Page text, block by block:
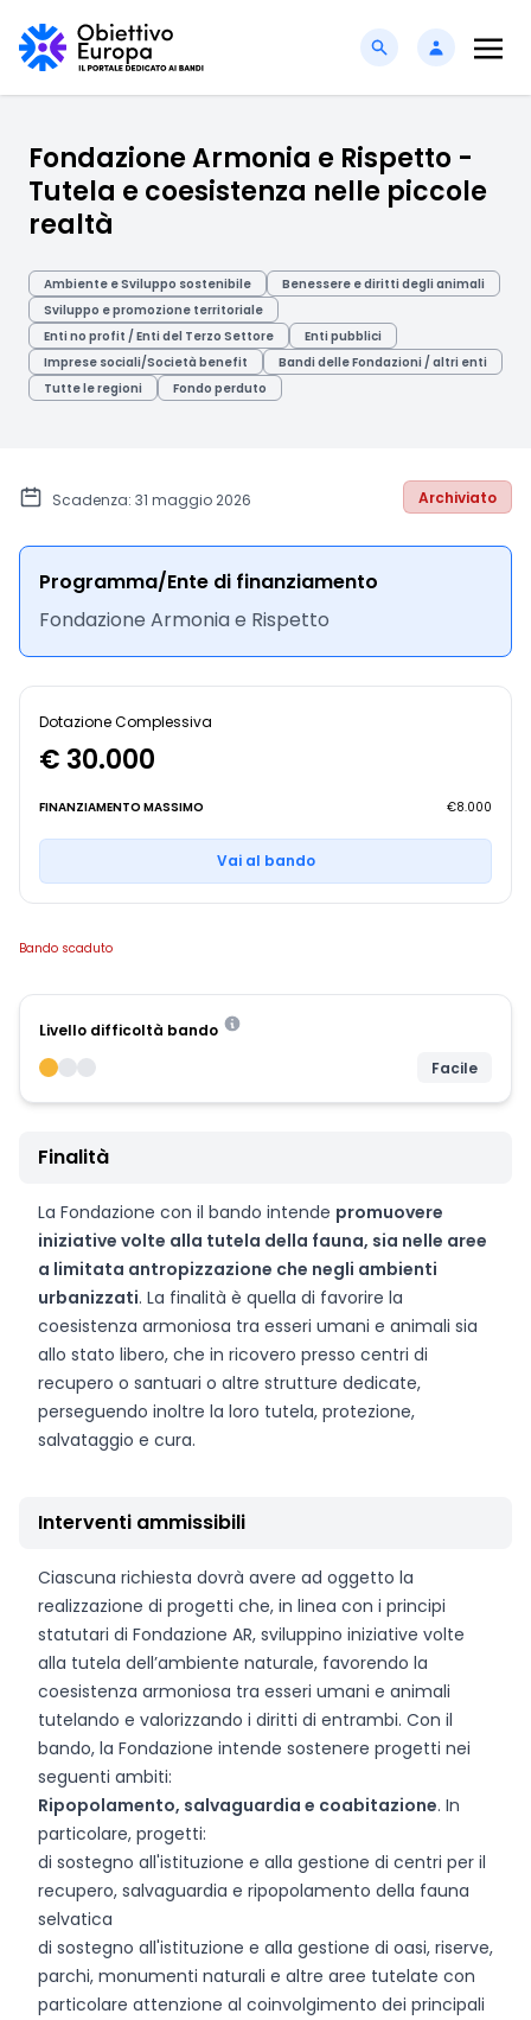
Fondazione Armonia e Rispetto -
Tutela e coesistenza nelle piccole
realtà
Ambiente e Sviluppo sostenibile
Benessere e diritti degli animali
Sviluppo e promozione territoriale
Enti no profit / Enti del Terzo Settore
Enti pubblici
Imprese sociali/Società benefit
Bandi delle Fondazioni / altri enti
Tutte le regioni
Fondo perduto
Scadenza: 31 maggio 2026 Archiviato
Programma/Ente di finanziamento
Fondazione Armonia e Rispetto
Dotazione Complessiva
€ 30.000
FINANZIAMENTO MASSIMO €8.000
Vai al bando
Bando scaduto
Livello difficoltà bando
Facile
Finalità
La Fondazione con il bando intende promuovere
iniziative volte alla tutela della fauna, sia nelle aree
a limitata antropizzazione che negli ambienti
urbanizzati. La finalità è quella di favorire la
coesistenza armoniosa tra esseri umani e animali sia
allo stato libero, che in ricovero presso centri di
recupero o santuari o altre strutture dedicate,
perseguendo inoltre la loro tutela, protezione,
salvataggio e cura.
Interventi ammissibili
Ciascuna richiesta dovrà avere ad oggetto la
realizzazione di progetti che, in linea con i principi
statutari di Fondazione AR, sviluppino iniziative volte
alla tutela dell’ambiente naturale, favorendo la
coesistenza armoniosa tra esseri umani e animali
tutelando e valorizzando i diritti di entrambi. Con il
bando, la Fondazione intende sostenere progetti nei
seguenti ambiti:
Ripopolamento, salvaguardia e coabitazione. In
particolare, progetti:
di sostegno all'istituzione e alla gestione di centri per il
recupero, salvaguardia e ripopolamento della fauna
selvatica
di sostegno all'istituzione e alla gestione di oasi, riserve,
parchi, monumenti naturali e altre aree tutelate con
particolare attenzione al coinvolgimento dei principali